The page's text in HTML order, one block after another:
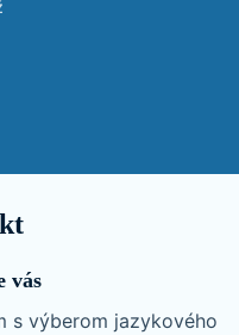
vás
s výberom jazykového